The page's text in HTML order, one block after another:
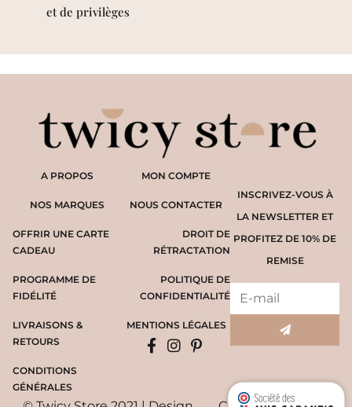
et de privilèges
A PROPOS
NOS MARQUES
OFFRIR UNE CARTE
CADEAU
PROGRAMME DE
FIDÉLITÉ
LIVRAISONS &
RETOURS
CONDITIONS
GÉNÉRALES
INSCRIVEZ-VOUS À
LA NEWSLETTER ET
PROFITEZ DE 10% DE
REMISE
MON COMPTE
NOUS CONTACTER
DROIT DE
RÉTRACTATION
POLITIQUE DE
CONFIDENTIALITÉ
MENTIONS LÉGALES